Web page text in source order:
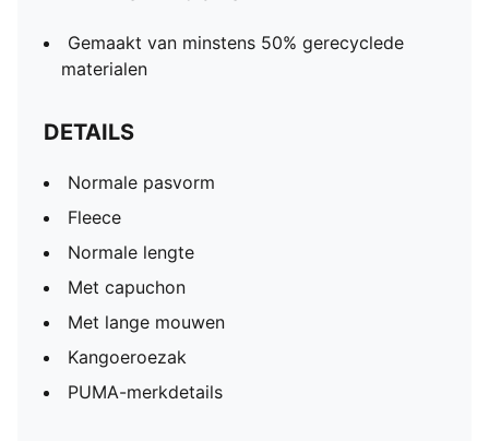
Gemaakt van minstens 50% gerecyclede
materialen
DETAILS
Normale pasvorm
Fleece
Normale lengte
Met capuchon
Met lange mouwen
Kangoeroezak
PUMA-merkdetails